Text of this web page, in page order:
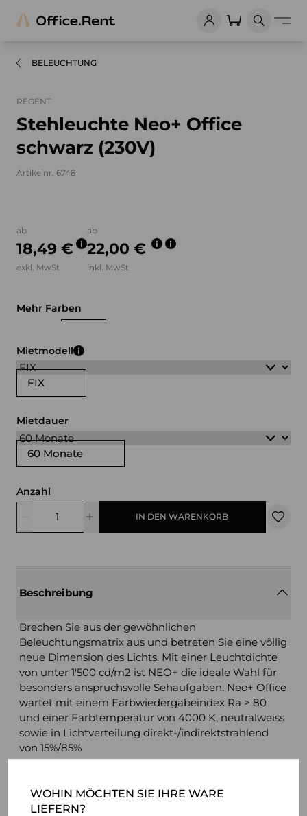
WOHIN MÖCHTEN SIE IHRE WARE
LIEFERN?
BELEUCHTUNG
REGENT
Stehleuchte Neo+ Office
schwarz (230V)
Artikelnr. 6748
ab
18,49 €
exkl. MwSt
ab
22,00 €
inkl. MwSt
Mehr Farben
FIX
Mietmodell
60 Monate
Mietdauer
Anzahl
IN DEN WARENKORB
Beschreibung
Brechen Sie aus der gewöhnlichen
Beleuchtungsmatrix aus und betreten Sie eine völlig
neue Dimension des Lichts. Mit einer Leuchtdichte
von unter 1'500 cd/m2 ist NEO+ die ideale Wahl für
besonders anspruchsvolle Sehaufgaben. Neo+ Office
wartet mit einem Farbwiedergabeindex Ra > 80
und einer Farbtemperatur von 4000 K, neutralweiss
sowie in Lichtverteilung direkt-/indirektstrahlend
von 15%/85%
Produktdetails